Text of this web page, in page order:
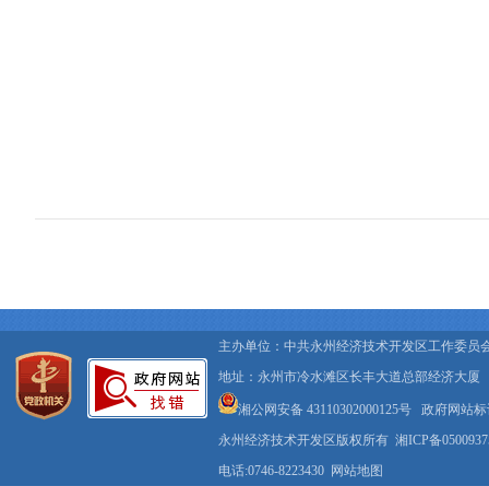
主办单位：中共永州经济技术开发区工作委员
地址：永州市冷水滩区长丰大道总部经济大厦
湘公网安备 43110302000125号 政府网站标
永州经济技术开发区版权所有 湘ICP备
电话:0746-8223430 网站地图